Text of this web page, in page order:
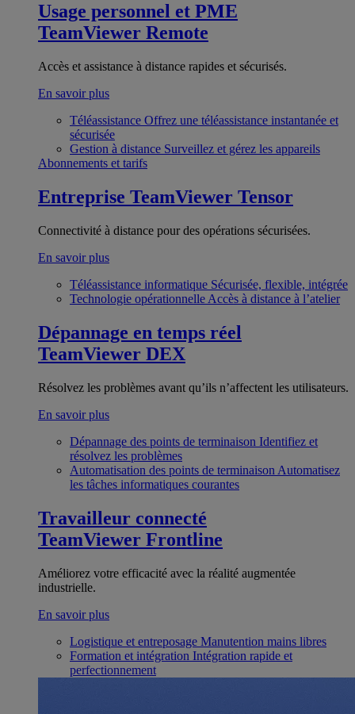
Usage personnel et PME
TeamViewer Remote
Accès et assistance à distance rapides et sécurisés.
En savoir plus
Téléassistance Offrez une téléassistance instantanée et
sécurisée
Gestion à distance Surveillez et gérez les appareils
Abonnements et tarifs
Entreprise TeamViewer Tensor
Connectivité à distance pour des opérations sécurisées.
En savoir plus
Téléassistance informatique Sécurisée, flexible, intégrée
Technologie opérationnelle Accès à distance à l’atelier
Dépannage en temps réel
TeamViewer DEX
Résolvez les problèmes avant qu’ils n’affectent les utilisateurs.
En savoir plus
Dépannage des points de terminaison Identifiez et
résolvez les problèmes
Automatisation des points de terminaison Automatisez
les tâches informatiques courantes
Travailleur connecté
TeamViewer Frontline
Améliorez votre efficacité avec la réalité augmentée
industrielle.
En savoir plus
Logistique et entreposage Manutention mains libres
Formation et intégration Intégration rapide et
perfectionnement